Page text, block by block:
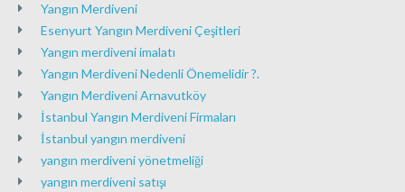
Yangın Merdiveni
Esenyurt Yangın Merdiveni Çeşitleri
Yangın merdiveni imalatı
Yangın Merdiveni Nedenli Önemelidir ?.
Yangın Merdiveni Arnavutköy
İstanbul Yangın Merdiveni Firmaları
İstanbul yangın merdiveni
yangın merdiveni yönetmeliği
yangın merdiveni satışı